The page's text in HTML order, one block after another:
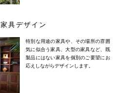
家具デザイン
特別な用途の家具や、その場所の雰囲
気に似合う家具、大型の家具など、既
製品にはない家具を個別のご要望にお
応えしながらデザインします。